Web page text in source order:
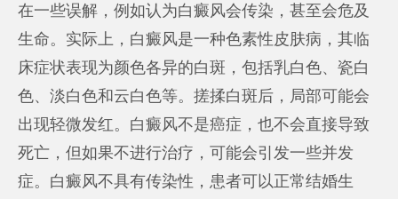
在一些误解，例如认为白癜风会传染，甚至会危及
生命。实际上，白癜风是一种色素性皮肤病，其临
床症状表现为颜色各异的白斑，包括乳白色、瓷白
色、淡白色和云白色等。搓揉白斑后，局部可能会
出现轻微发红。白癜风不是癌症，也不会直接导致
死亡，但如果不进行治疗，可能会引发一些并发
症。白癜风不具有传染性，患者可以正常结婚生